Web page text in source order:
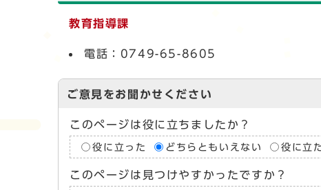
教育指導課
電話：0749-65-8605
ご意見をお聞かせください
このページは役に立ちましたか？
役に立った どちらともいえない 役に立
このページは見つけやすかったですか？